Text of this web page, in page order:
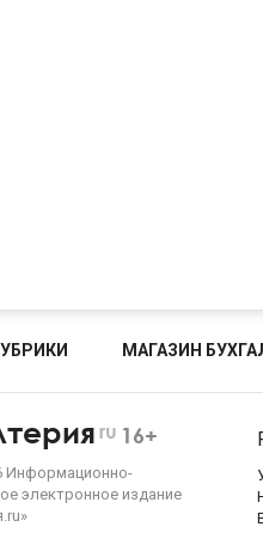
МАГАЗИН
ru 16+
Информационно-
электронное издание